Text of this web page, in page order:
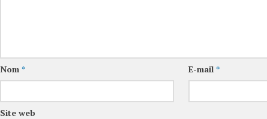
Nom * E-mail *
Site web